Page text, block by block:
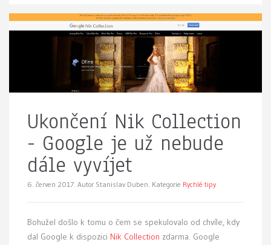
Ukončení Nik Collection
- Google je už nebude
dále vyvíjet
6. červen 2017. Autor Stanislav Duben. Kategorie Rychlé tipy
Bohužel došlo k tomu o čem se spekulovalo od chvíle, kdy
dal Google k dispozici Nik Collection zdarma. Google